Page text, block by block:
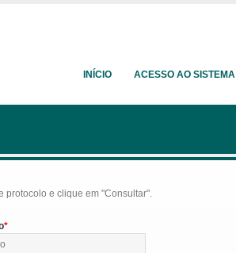
INÍCIO ACESSO AO SISTEMA
protocolo e clique em "Consultar".